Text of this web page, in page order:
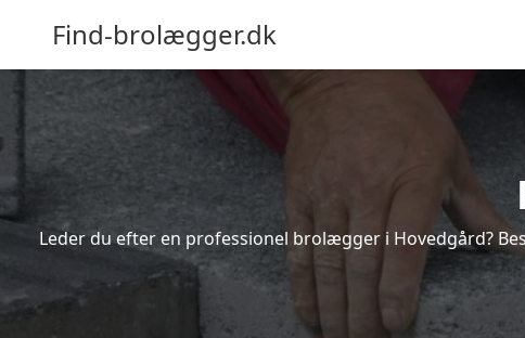
Find-brolægger.dk
Leder du efter en professionel brolægger i Hovedgård?